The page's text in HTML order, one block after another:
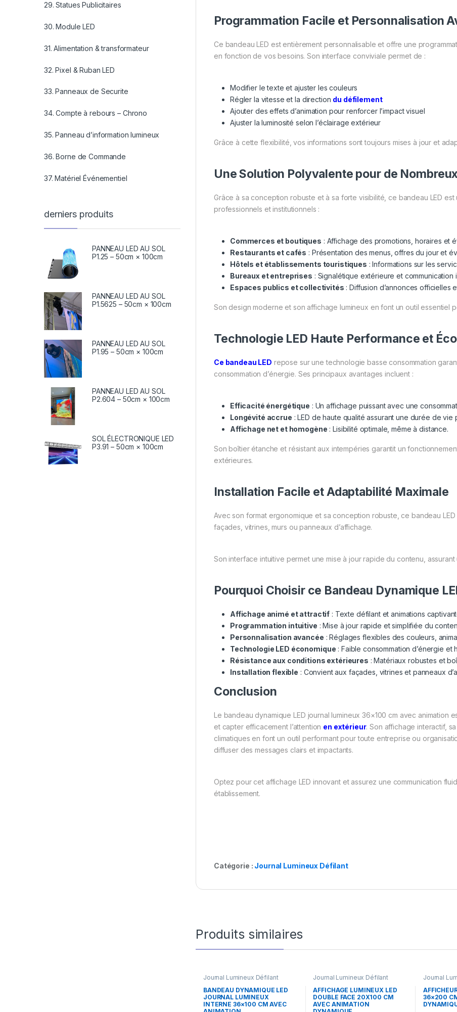
Programmation Facile et Personnalisation
Ce bandeau LED est entièrement personnalisable et offre une
en fonction de vos besoins. Son interface conviviale permet de :
Modifier le texte et ajuster les couleurs
Régler la vitesse et la direction du défilement
Ajouter des effets d’animation pour renforcer l’impact visuel
Ajuster la luminosité selon l’éclairage extérieur
Grâce à cette flexibilité, vos informations sont toujours mises à jour et
Une Solution Polyvalente pour de
Grâce à sa conception robuste et à sa forte visibilité, ce bandeau LED
professionnels et institutionnels :
Commerces et boutiques : Affichage des promotions, horaires et
Restaurants et cafés : Présentation des menus, offres du jour et
Hôtels et établissements touristiques : Informations sur les
Bureaux et entreprises : Signalétique extérieure et communication
Espaces publics et collectivités : Diffusion d’annonces officielles
Son design moderne et son affichage lumineux en font un outil essentiel
Technologie LED Haute Performance et
Ce bandeau LED repose sur une technologie basse consommation
consommation d’énergie. Ses principaux avantages incluent :
Efficacité énergétique : Un affichage puissant avec une
Longévité accrue : LED de haute qualité assurant une durée de vie
Affichage net et homogène : Lisibilité optimale, même à distance.
Son boîtier étanche et résistant aux intempéries garantit un
extérieures.
Installation Facile et Adaptabilité Maximale
Avec son format ergonomique et sa conception robuste, ce bandeau
façades, vitrines, murs ou panneaux d’affichage.
Son interface intuitive permet une mise à jour rapide du contenu,
Pourquoi Choisir ce Bandeau Dynamique
Affichage animé et attractif : Texte défilant et animations
Programmation intuitive : Mise à jour rapide et simplifiée du
Personnalisation avancée : Réglages flexibles des couleurs,
Technologie LED économique : Faible consommation d’énergie et
Résistance aux conditions extérieures : Matériaux robustes et
Installation flexible : Convient aux façades, vitrines et panneaux
Conclusion
Le bandeau dynamique LED journal lumineux 36×100 cm avec animation
et capter efficacement l’attention en extérieur. Son affichage interactif,
climatiques en font un outil performant pour toute entreprise ou
diffuser des messages clairs et impactants.
Optez pour cet affichage LED innovant et assurez une communication
établissement.
Catégorie : Journal Lumineux Défilant
Produits similaires
Journal Lumineux Défilant
BANDEAU DYNAMIQUE LED
JOURNAL LUMINEUX
INTERNE 36×100 CM AVEC
Journal Lumineux Défilant
AFFICHAGE LUMINEUX LED
DOUBLE FACE 20X100 CM
AVEC ANIMATION
Journal
36×200
29. Statues Publicitaires
30. Module LED
31. Alimentation & transformateur
32. Pixel & Ruban LED
33. Panneaux de Securite
34. Compte à rebours – Chrono
35. Panneau d’information lumineux
36. Borne de Commande
37. Matériel Événementiel
derniers produits
PANNEAU LED AU SOL
P1.25 – 50cm × 100cm
PANNEAU LED AU SOL
P1.5625 – 50cm × 100cm
PANNEAU LED AU SOL
P1.95 – 50cm × 100cm
PANNEAU LED AU SOL
P2.604 – 50cm × 100cm
SOL ÉLECTRONIQUE LED
P3.91 – 50cm × 100cm